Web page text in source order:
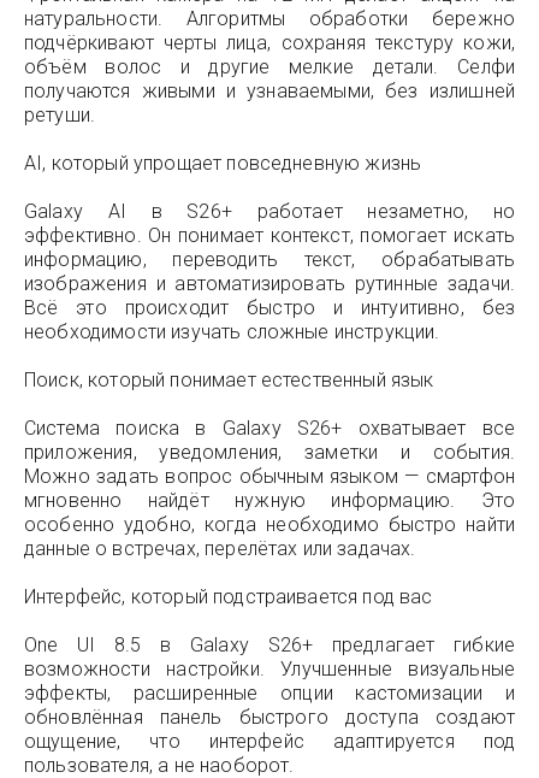
натуральности. Алгоритмы обработки бережно
подчёркивают черты лица, сохраняя текстуру кожи,
объём волос и другие мелкие детали. Селфи
получаются живыми и узнаваемыми, без излишней
ретуши.
AI, который упрощает повседневную жизнь
Galaxy AI в S26+ работает незаметно, но
эффективно. Он понимает контекст, помогает искать
информацию, переводить текст, обрабатывать
изображения и автоматизировать рутинные задачи.
Всё это происходит быстро и интуитивно, без
необходимости изучать сложные инструкции.
Поиск, который понимает естественный язык
Система поиска в Galaxy S26+ охватывает все
приложения, уведомления, заметки и события.
Можно задать вопрос обычным языком — смартфон
мгновенно найдёт нужную информацию. Это
особенно удобно, когда необходимо быстро найти
данные о встречах, перелётах или задачах.
Интерфейс, который подстраивается под вас
One UI 8.5 в Galaxy S26+ предлагает гибкие
возможности настройки. Улучшенные визуальные
эффекты, расширенные опции кастомизации и
обновлённая панель быстрого доступа создают
ощущение, что интерфейс адаптируется под
пользователя, а не наоборот.